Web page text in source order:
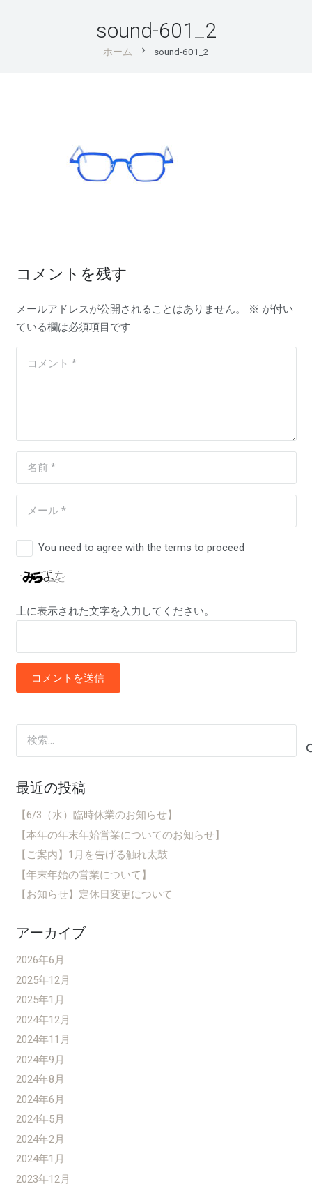
sound-601_2
ホーム chevron_right sound-601_2
コメントを残す
メールアドレスが公開されることはありません。 ※ が付い
ている欄は必須項目です
You need to agree with the terms to proceed
上に表示された文字を入力してください。
コメントを送信
最近の投稿
【6/3（水）臨時休業のお知らせ】
【本年の年末年始営業についてのお知らせ】
【ご案内】1月を告げる触れ太鼓
【年末年始の営業について】
【お知らせ】定休日変更について
アーカイブ
2026年6月
2025年12月
2025年1月
2024年12月
2024年11月
2024年9月
2024年8月
2024年6月
2024年5月
2024年2月
2024年1月
2023年12月